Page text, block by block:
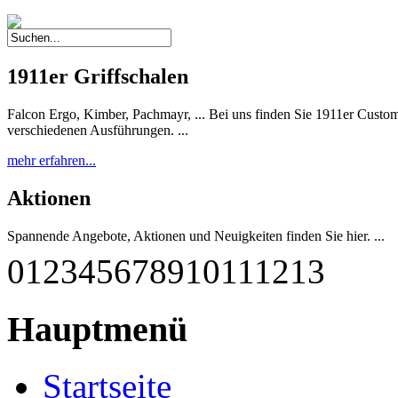
1911er Griffschalen
Falcon Ergo, Kimber, Pachmayr, ... Bei uns finden Sie 1911er
verschiedenen Ausführungen. ...
mehr erfahren...
Aktionen
Spannende Angebote, Aktionen und Neuigkeiten finden Sie hier. ...
mehr erfahren...
Diese einzigartige Pistole wurde nach deutschen
mehr erfahren...
012345678910111213
Hauptmenü
Startseite